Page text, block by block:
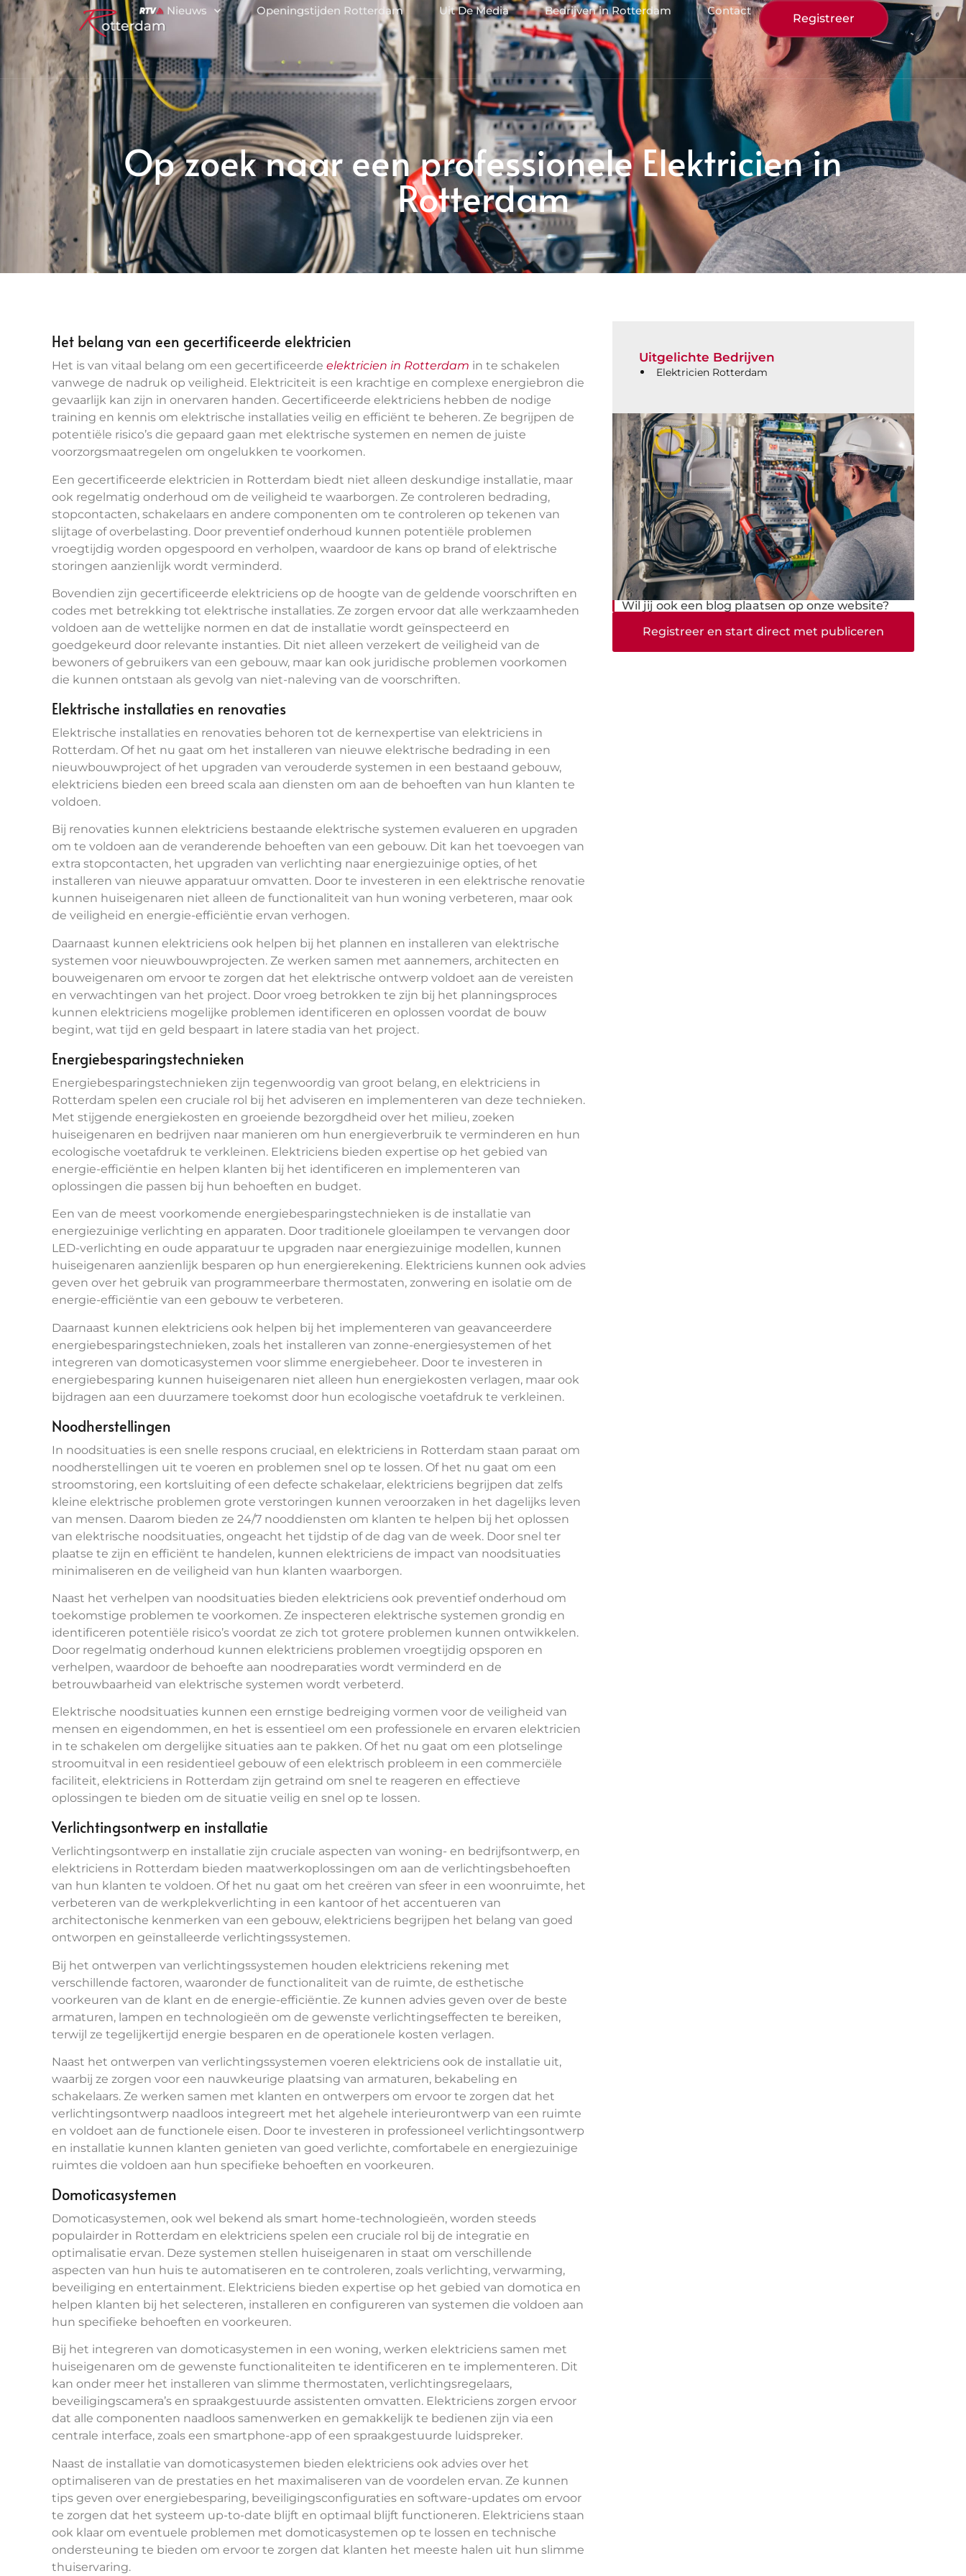
Nieuws Openingstijden Rotterdam Uit De Media Bedrijven in Rotterdam Contact
Registreer
Op zoek naar een professionele Elektricien in
Rotterdam
Het belang van een gecertificeerde elektricien
Het is van vitaal belang om een gecertificeerde elektricien in Rotterdam in te schakelen
vanwege de nadruk op veiligheid. Elektriciteit is een krachtige en complexe energiebron die
gevaarlijk kan zijn in onervaren handen. Gecertificeerde elektriciens hebben de nodige
training en kennis om elektrische installaties veilig en efficiënt te beheren. Ze begrijpen de
potentiële risico’s die gepaard gaan met elektrische systemen en nemen de juiste
voorzorgsmaatregelen om ongelukken te voorkomen.
Een gecertificeerde elektricien in Rotterdam biedt niet alleen deskundige installatie, maar
ook regelmatig onderhoud om de veiligheid te waarborgen. Ze controleren bedrading,
stopcontacten, schakelaars en andere componenten om te controleren op tekenen van
slijtage of overbelasting. Door preventief onderhoud kunnen potentiële problemen
vroegtijdig worden opgespoord en verholpen, waardoor de kans op brand of elektrische
storingen aanzienlijk wordt verminderd.
Bovendien zijn gecertificeerde elektriciens op de hoogte van de geldende voorschriften en
codes met betrekking tot elektrische installaties. Ze zorgen ervoor dat alle werkzaamheden
voldoen aan de wettelijke normen en dat de installatie wordt geïnspecteerd en
goedgekeurd door relevante instanties. Dit niet alleen verzekert de veiligheid van de
bewoners of gebruikers van een gebouw, maar kan ook juridische problemen voorkomen
die kunnen ontstaan als gevolg van niet-naleving van de voorschriften.
Elektrische installaties en renovaties
Elektrische installaties en renovaties behoren tot de kernexpertise van elektriciens in
Rotterdam. Of het nu gaat om het installeren van nieuwe elektrische bedrading in een
nieuwbouwproject of het upgraden van verouderde systemen in een bestaand gebouw,
elektriciens bieden een breed scala aan diensten om aan de behoeften van hun klanten te
voldoen.
Bij renovaties kunnen elektriciens bestaande elektrische systemen evalueren en upgraden
om te voldoen aan de veranderende behoeften van een gebouw. Dit kan het toevoegen van
extra stopcontacten, het upgraden van verlichting naar energiezuinige opties, of het
installeren van nieuwe apparatuur omvatten. Door te investeren in een elektrische renovatie
kunnen huiseigenaren niet alleen de functionaliteit van hun woning verbeteren, maar ook
de veiligheid en energie-efficiëntie ervan verhogen.
Daarnaast kunnen elektriciens ook helpen bij het plannen en installeren van elektrische
systemen voor nieuwbouwprojecten. Ze werken samen met aannemers, architecten en
bouweigenaren om ervoor te zorgen dat het elektrische ontwerp voldoet aan de vereisten
en verwachtingen van het project. Door vroeg betrokken te zijn bij het planningsproces
kunnen elektriciens mogelijke problemen identificeren en oplossen voordat de bouw
begint, wat tijd en geld bespaart in latere stadia van het project.
Energiebesparingstechnieken
Energiebesparingstechnieken zijn tegenwoordig van groot belang, en elektriciens in
Rotterdam spelen een cruciale rol bij het adviseren en implementeren van deze technieken.
Met stijgende energiekosten en groeiende bezorgdheid over het milieu, zoeken
huiseigenaren en bedrijven naar manieren om hun energieverbruik te verminderen en hun
ecologische voetafdruk te verkleinen. Elektriciens bieden expertise op het gebied van
energie-efficiëntie en helpen klanten bij het identificeren en implementeren van
oplossingen die passen bij hun behoeften en budget.
Een van de meest voorkomende energiebesparingstechnieken is de installatie van
energiezuinige verlichting en apparaten. Door traditionele gloeilampen te vervangen door
LED-verlichting en oude apparatuur te upgraden naar energiezuinige modellen, kunnen
huiseigenaren aanzienlijk besparen op hun energierekening. Elektriciens kunnen ook advies
geven over het gebruik van programmeerbare thermostaten, zonwering en isolatie om de
energie-efficiëntie van een gebouw te verbeteren.
Daarnaast kunnen elektriciens ook helpen bij het implementeren van geavanceerdere
energiebesparingstechnieken, zoals het installeren van zonne-energiesystemen of het
integreren van domoticasystemen voor slimme energiebeheer. Door te investeren in
energiebesparing kunnen huiseigenaren niet alleen hun energiekosten verlagen, maar ook
bijdragen aan een duurzamere toekomst door hun ecologische voetafdruk te verkleinen.
Noodherstellingen
In noodsituaties is een snelle respons cruciaal, en elektriciens in Rotterdam staan paraat om
noodherstellingen uit te voeren en problemen snel op te lossen. Of het nu gaat om een
stroomstoring, een kortsluiting of een defecte schakelaar, elektriciens begrijpen dat zelfs
kleine elektrische problemen grote verstoringen kunnen veroorzaken in het dagelijks leven
van mensen. Daarom bieden ze 24/7 nooddiensten om klanten te helpen bij het oplossen
van elektrische noodsituaties, ongeacht het tijdstip of de dag van de week. Door snel ter
plaatse te zijn en efficiënt te handelen, kunnen elektriciens de impact van noodsituaties
minimaliseren en de veiligheid van hun klanten waarborgen.
Naast het verhelpen van noodsituaties bieden elektriciens ook preventief onderhoud om
toekomstige problemen te voorkomen. Ze inspecteren elektrische systemen grondig en
identificeren potentiële risico’s voordat ze zich tot grotere problemen kunnen ontwikkelen.
Door regelmatig onderhoud kunnen elektriciens problemen vroegtijdig opsporen en
verhelpen, waardoor de behoefte aan noodreparaties wordt verminderd en de
betrouwbaarheid van elektrische systemen wordt verbeterd.
Elektrische noodsituaties kunnen een ernstige bedreiging vormen voor de veiligheid van
mensen en eigendommen, en het is essentieel om een professionele en ervaren elektricien
in te schakelen om dergelijke situaties aan te pakken. Of het nu gaat om een plotselinge
stroomuitval in een residentieel gebouw of een elektrisch probleem in een commerciële
faciliteit, elektriciens in Rotterdam zijn getraind om snel te reageren en effectieve
oplossingen te bieden om de situatie veilig en snel op te lossen.
Verlichtingsontwerp en installatie
Verlichtingsontwerp en installatie zijn cruciale aspecten van woning- en bedrijfsontwerp, en
elektriciens in Rotterdam bieden maatwerkoplossingen om aan de verlichtingsbehoeften
van hun klanten te voldoen. Of het nu gaat om het creëren van sfeer in een woonruimte, het
verbeteren van de werkplekverlichting in een kantoor of het accentueren van
architectonische kenmerken van een gebouw, elektriciens begrijpen het belang van goed
ontworpen en geïnstalleerde verlichtingssystemen.
Bij het ontwerpen van verlichtingssystemen houden elektriciens rekening met
verschillende factoren, waaronder de functionaliteit van de ruimte, de esthetische
voorkeuren van de klant en de energie-efficiëntie. Ze kunnen advies geven over de beste
armaturen, lampen en technologieën om de gewenste verlichtingseffecten te bereiken,
terwijl ze tegelijkertijd energie besparen en de operationele kosten verlagen.
Naast het ontwerpen van verlichtingssystemen voeren elektriciens ook de installatie uit,
waarbij ze zorgen voor een nauwkeurige plaatsing van armaturen, bekabeling en
schakelaars. Ze werken samen met klanten en ontwerpers om ervoor te zorgen dat het
verlichtingsontwerp naadloos integreert met het algehele interieurontwerp van een ruimte
en voldoet aan de functionele eisen. Door te investeren in professioneel verlichtingsontwerp
en installatie kunnen klanten genieten van goed verlichte, comfortabele en energiezuinige
ruimtes die voldoen aan hun specifieke behoeften en voorkeuren.
Domoticasystemen
Domoticasystemen, ook wel bekend als smart home-technologieën, worden steeds
populairder in Rotterdam en elektriciens spelen een cruciale rol bij de integratie en
optimalisatie ervan. Deze systemen stellen huiseigenaren in staat om verschillende
aspecten van hun huis te automatiseren en te controleren, zoals verlichting, verwarming,
beveiliging en entertainment. Elektriciens bieden expertise op het gebied van domotica en
helpen klanten bij het selecteren, installeren en configureren van systemen die voldoen aan
hun specifieke behoeften en voorkeuren.
Bij het integreren van domoticasystemen in een woning, werken elektriciens samen met
huiseigenaren om de gewenste functionaliteiten te identificeren en te implementeren. Dit
kan onder meer het installeren van slimme thermostaten, verlichtingsregelaars,
beveiligingscamera’s en spraakgestuurde assistenten omvatten. Elektriciens zorgen ervoor
dat alle componenten naadloos samenwerken en gemakkelijk te bedienen zijn via een
centrale interface, zoals een smartphone-app of een spraakgestuurde luidspreker.
Naast de installatie van domoticasystemen bieden elektriciens ook advies over het
optimaliseren van de prestaties en het maximaliseren van de voordelen ervan. Ze kunnen
tips geven over energiebesparing, beveiligingsconfiguraties en software-updates om ervoor
te zorgen dat het systeem up-to-date blijft en optimaal blijft functioneren. Elektriciens staan
ook klaar om eventuele problemen met domoticasystemen op te lossen en technische
ondersteuning te bieden om ervoor te zorgen dat klanten het meeste halen uit hun slimme
thuiservaring.
Uitgelichte Bedrijven
Elektricien Rotterdam
Wil jij ook een blog plaatsen op onze website?
Registreer en start direct met publiceren